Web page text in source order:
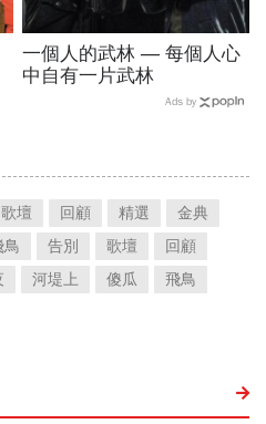
一個人的武林 ― 每個人心
中自有一片武林
Ads by
歌壇 回顧 精選
金典
鳥 告別 歌壇
回顧
河堤上 傻瓜
飛鳥